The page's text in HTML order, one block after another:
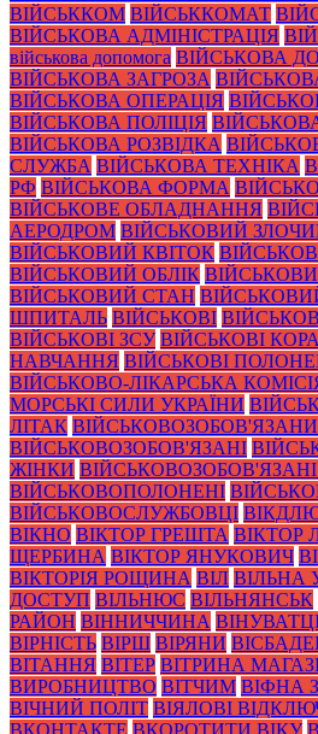
ВІЙСЬККОМ ВІЙСЬККОМАТ
ВІЙСЬКОВА АДМІНІСТРАЦІЯ
військова допомога ВІЙСЬКОВА
ВІЙСЬКОВА ЗАГРОЗА
ВІЙСЬКОВА ОПЕРАЦІЯ
ВІЙСЬКОВА ПОЛІЦІЯ
ВІЙСЬКОВА РОЗВІДКА
СЛУЖБА ВІЙСЬКОВА ТЕХНІКА
РФ ВІЙСЬКОВА ФОРМА
ВІЙСЬКОВЕ ОБЛАДНАННЯ
АЕРОДРОМ ВІЙСЬКОВИЙ
ВІЙСЬКОВИЙ КВІТОК
ВІЙСЬКОВИЙ ОБЛІК
ВІЙСЬКОВИЙ СТАН
ШПИТАЛЬ ВІЙСЬКОВІ
ВІЙСЬКОВІ ЗСУ ВІЙСЬКОВІ
НАВЧАННЯ ВІЙСЬКОВІ
ВІЙСЬКОВО-ЛІКАРСЬКА
МОРСЬКІ СИЛИ УКРАЇНИ
ЛІТАК
ВІЙСЬКОВОЗОБОВ'ЯЗАНІ
ЖІНКИ
ВІЙСЬКОВОПОЛОНЕНІ
ВІЙСЬКОВОСЛУЖБОВЦІ
ВІКНО ВІКТОР ГРЕШТА ВІКТОР
ЩЕРБИНА ВІКТОР ЯНУКОВИЧ
ВІКТОРІЯ РОЩИНА ВІЛ ВІЛЬНА
ДОСТУП ВІЛЬНЮС ВІЛЬНЯНСЬК
РАЙОН ВІННИЧЧИНА
ВІРНІСТЬ ВІРШ ВІРЯНИ
ВІТАННЯ ВІТЕР ВІТРИНА
ВИРОБНИЦТВО ВІТЧИМ ВІФНА
ВІЧНИЙ ПОЛІТ ВІЯЛОВІ
ВКОНТАКТЕ ВКОРОТИТИ ВІКУ